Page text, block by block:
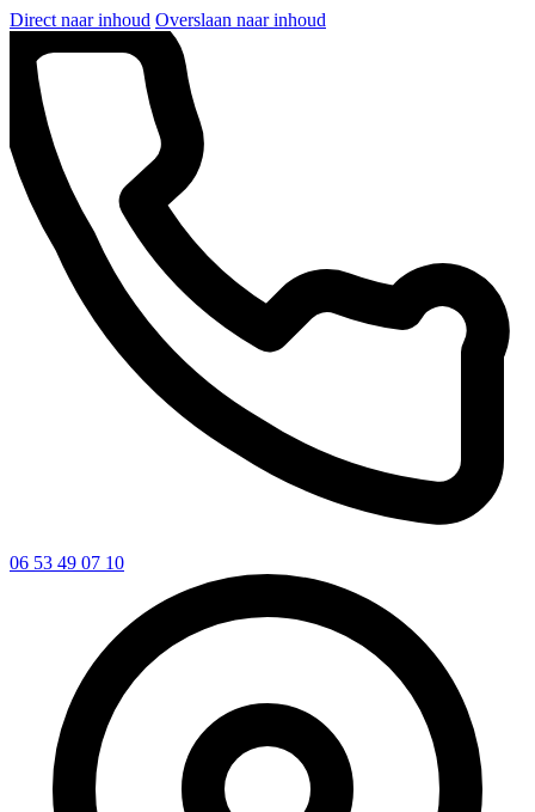
Direct naar inhoud Overslaan naar inhoud
06 53 49 07 10